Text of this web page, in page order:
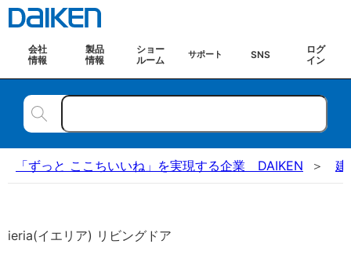
会社
情報
製品
情報
ショー
ルーム
サポート SNS
ログ
イン
「ずっと ここちいいね」を実現する企業 DAIKEN 建
ieria(イエリア) リビングドア